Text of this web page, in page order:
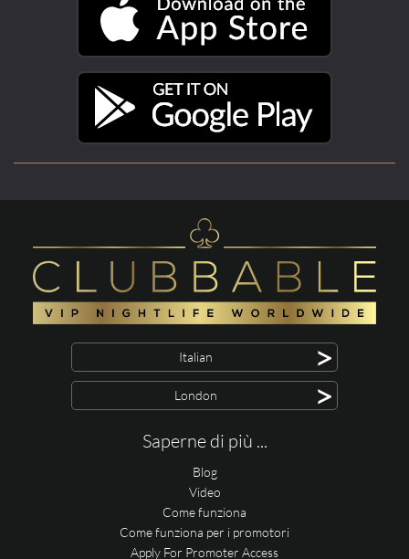
Italian >
London >
Saperne di più ...
Blog
Video
Come funziona
Come funziona per i promotori
Apply For Promoter Access